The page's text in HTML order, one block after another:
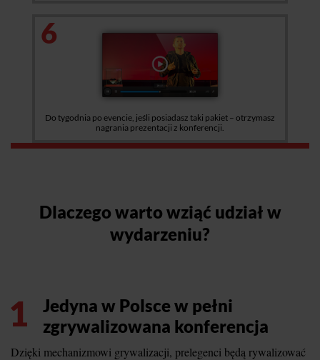
6
Do tygodnia po evencie, jeśli posiadasz taki pakiet – otrzymasz
nagrania prezentacji z konferencji.
Dlaczego warto wziąć udział w
wydarzeniu?
1
Jedyna w Polsce w pełni
zgrywalizowana konferencja
Dzięki mechanizmowi grywalizacji, prelegenci będą rywalizować